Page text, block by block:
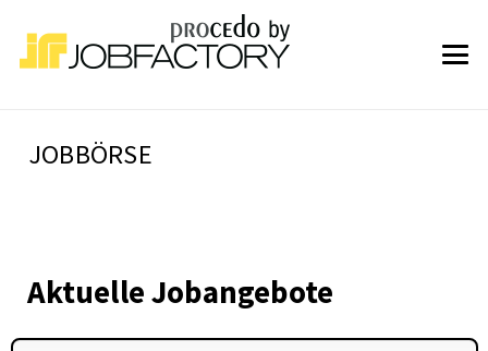
JOBBÖRSE
Aktuelle Jobangebote